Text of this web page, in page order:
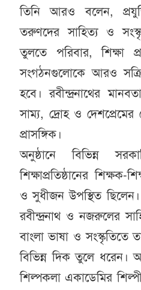
তিনি আরও বলেন,
তরুণদের সাহিত্য ও
তুলতে পরিবার, শিক্ষা
সংগঠনগুলোকে আরও
হবে। রবীন্দ্রনাথের
সাম্য, দ্রোহ ও
প্রাসঙ্গিক।
অনুষ্ঠানে বিভিন্ন
শিক্ষাপ্রতিষ্ঠানের শিক্ষক-
ও সুধীজন উপস্থিত
রবীন্দ্রনাথ ও নজরুলের
বাংলা ভাষা ও সংস্কৃতিতে
বিভিন্ন দিক তুলে ধরেন।
শিল্পকলা একাডেমির